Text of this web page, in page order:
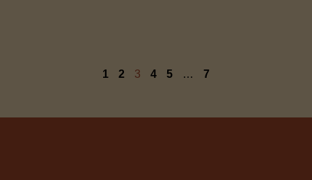
1 2 3 4 5 … 7